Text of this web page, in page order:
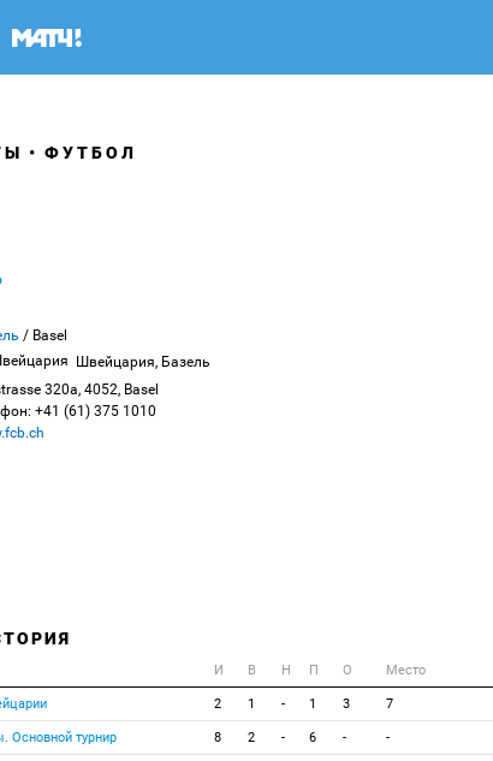
ФУТБОЛ
/ Basel
Швейцария, Базель
320a, 4052, Basel
+41 (61) 375 1010
И В Н П О Место
2 1 - 1 3 7
Основной турнир 8 2 - 6 - -